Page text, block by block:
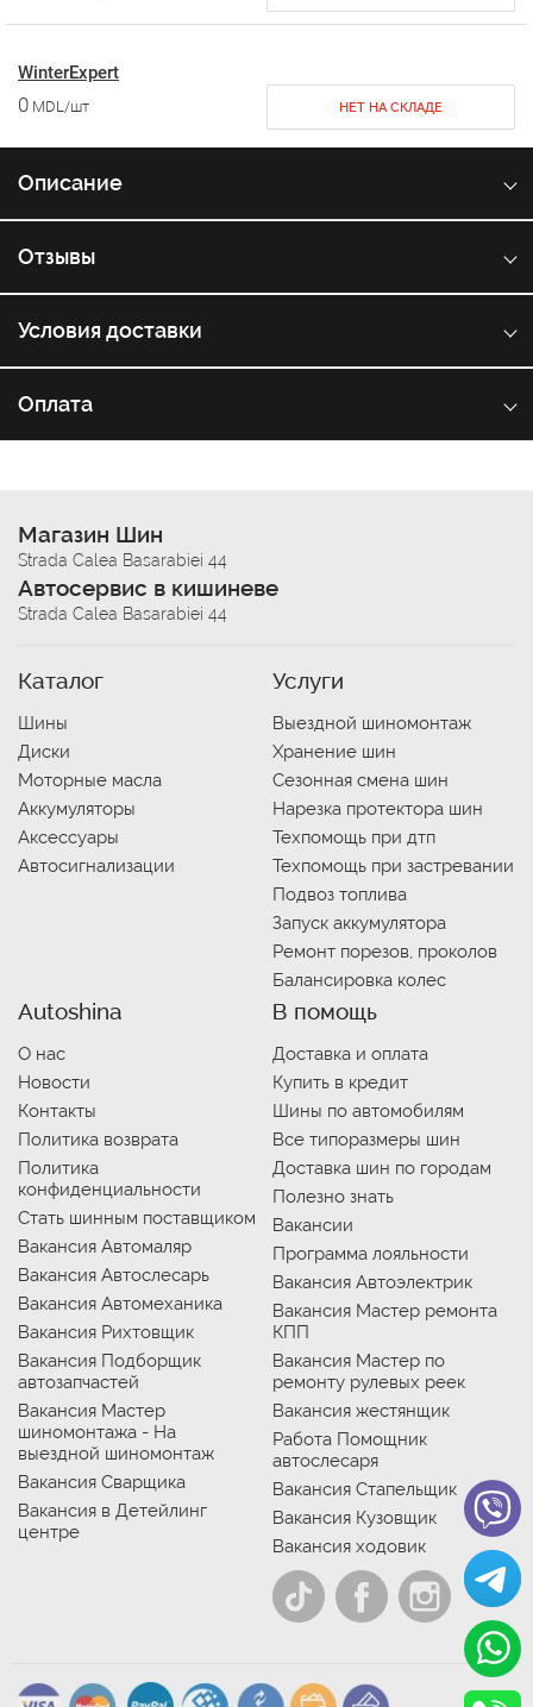
WinterExpert
0 MDL/шт НЕТ НА СКЛАДЕ
Описание
Отзывы
Условия доставки
Оплата
Магазин Шин
Strada Calea Basarabiei 44
Автосервис в кишиневе
Strada Calea Basarabiei 44
Каталог
Шины
Диски
Моторные масла
Аккумуляторы
Аксессуары
Автосигнализации
Услуги
Выездной шиномонтаж
Хранение шин
Сезонная смена шин
Нарезка протектора шин
Техпомощь при дтп
Техпомощь при застревании
Подвоз топлива
Запуск аккумулятора
Ремонт порезов, проколов
Балансировка колес
Autoshina
О нас
Новости
Контакты
Политика возврата
Политика
конфиденциальности
Стать шинным поставщиком
Вакансия Автомаляр
Вакансия Автослесарь
Вакансия Автомеханика
Вакансия Рихтовщик
Вакансия Подборщик
автозапчастей
Вакансия Мастер
шиномонтажа - На
выездной шиномонтаж
Вакансия Сварщика
Вакансия в Детейлинг
центре
В помощь
Доставка и оплата
Купить в кредит
Шины по автомобилям
Все типоразмеры шин
Доставка шин по городам
Полезно знать
Вакансии
Программа лояльности
Вакансия Автоэлектрик
Вакансия Мастер ремонта
КПП
Вакансия Мастер по
ремонту рулевых реек
Вакансия жестянщик
Работа Помощник
автослесаря
Вакансия Стапельщик
Вакансия Кузовщик
Вакансия ходовик